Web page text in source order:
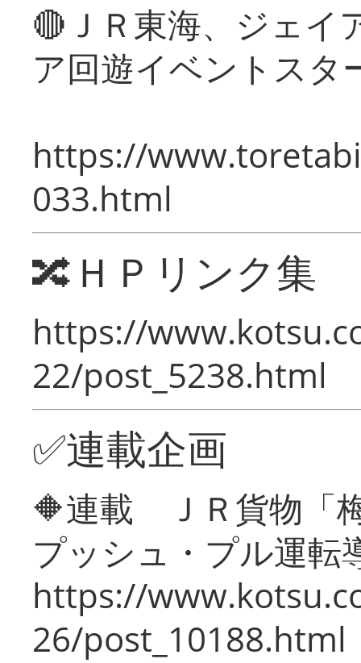
🔴ＪＲ東海、ジェイ
ア回遊イベントスタ
https://
033.html
🔀ＨＰリンク集
https://
22/post_5238.html
✅連載企画
🔶連載 ＪＲ貨物「
プッシュ・プル運転
https://
26/post_10188.html